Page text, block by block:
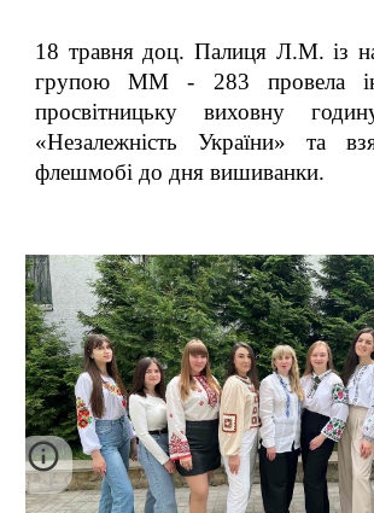
18 травня доц. Палиця Л.М. із
групою ММ - 283 провела
просвітницьку виховну
«Незалежність України» та
флешмобі до дня вишиванки.